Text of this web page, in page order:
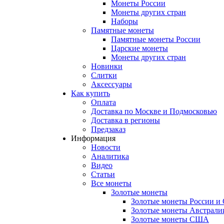
Монеты России
Монеты других стран
Наборы
Памятные монеты
Памятные монеты России
Царские монеты
Монеты других стран
Новинки
Слитки
Аксессуары
Как купить
Оплата
Доставка по Москве и Подмосковью
Доставка в регионы
Предзаказ
Информация
Новости
Аналитика
Видео
Статьи
Все монеты
Золотые монеты
Золотые монеты России
Золотые монеты
Золотые монеты США